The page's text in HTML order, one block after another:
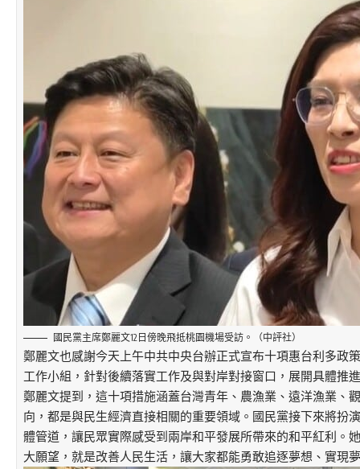
國民黨主席鄭麗文12日傍晚飛抵桃園機場受訪。（中評社）
鄭麗文也感謝今天上午中共中央台辦正式宣布十項惠台利多政
工作小組，針對後續落實工作及與對岸對接窗口，展開具體推
鄭麗文提到，這十項措施涵蓋台灣青年、農漁業、遠洋漁業、
向，都是與民生經濟直接相關的重要領域。國民黨接下來將扮
體管道，讓民眾實際感受到兩岸和平發展所帶來的和平紅利。
大願望，就是改善人民生活，讓大家都能勇敢追逐夢想、實現